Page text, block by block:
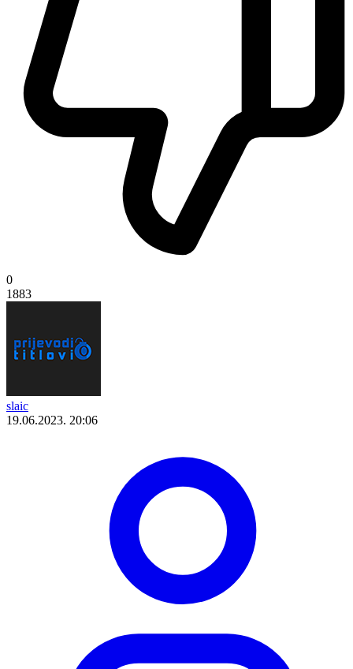
0
1883
slaic
19.06.2023. 20:06